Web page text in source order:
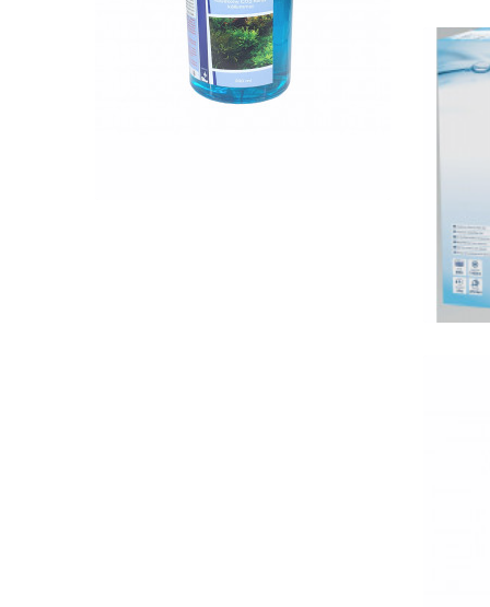
vízhez
KOSÁRBA